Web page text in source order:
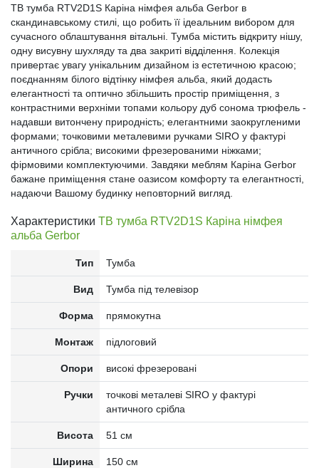
ТВ тумба RTV2D1S Каріна німфея альба Gerbor в
скандинавському стилі, що робить її ідеальним вибором для
сучасного облаштування вітальні. Тумба містить відкриту нішу,
одну висувну шухляду та два закриті відділення. Колекція
привертає увагу унікальним дизайном із естетичною красою;
поєднанням білого відтінку німфея альба, який додасть
елегантності та оптично збільшить простір приміщення, з
контрастними верхніми топами кольору дуб сонома трюфель -
надавши витончену природність; елегантними заокругленими
формами; точковими металевими ручками SIRO у фактурі
античного срібла; високими фрезерованими ніжками;
фірмовими комплектуючими. Завдяки меблям Каріна Gerbor
бажане приміщення стане оазисом комфорту та елегантності,
надаючи Вашому будинку неповторний вигляд.
Характеристики ТВ тумба RTV2D1S Каріна німфея
альба Gerbor
Тип Тумба
Вид Тумба під телевізор
Форма прямокутна
Монтаж підлоговий
Опори високі фрезеровані
Ручки
точкові металеві SIRO у фактурі
античного срібла
Висота 51 см
Ширина 150 см